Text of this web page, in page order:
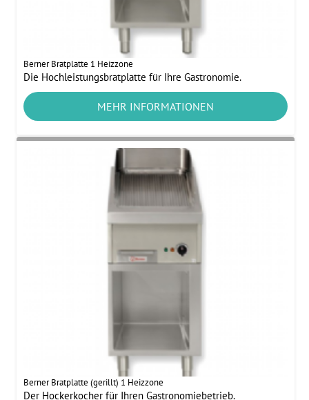
Berner Bratplatte 1 Heizzone
Die Hochleistungsbratplatte für Ihre Gastronomie.
MEHR INFORMATIONEN
Berner Bratplatte (gerillt) 1 Heizzone
Der Hockerkocher für Ihren Gastronomiebetrieb.